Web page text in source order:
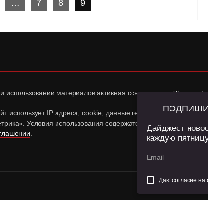
… 7 8 9
использовании материалов активная ссылка наapp2top.ru
использует IP адреса, cookie, данные геолокации
Условия использования содержатся в
Политике
Дайджест
каждую
Даю согласие на